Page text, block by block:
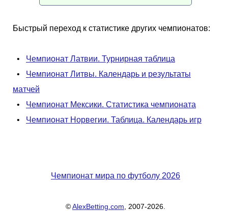
Быстрый переход к статистике других чемпионатов:
• Чемпионат Латвии. Турнирная таблица
• Чемпионат Литвы. Календарь и результаты
матчей
• Чемпионат Мексики. Статистика чемпионата
• Чемпионат Норвегии. Таблица. Календарь игр
Чемпионат мира по футболу 2026
©AlexBetting.com , 2007-2026.